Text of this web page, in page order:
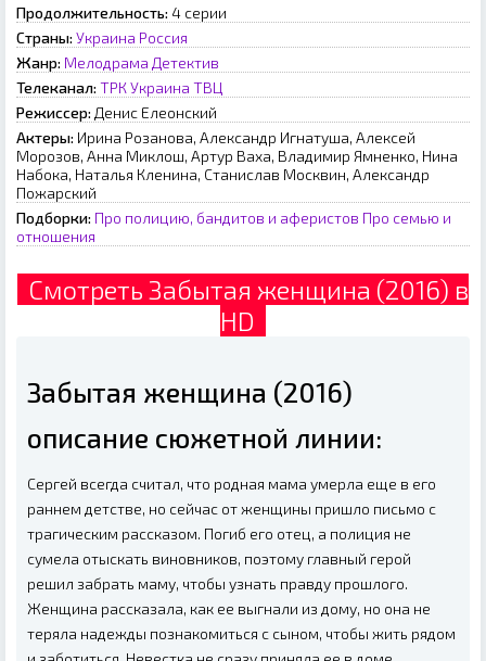
Продолжительность: 4 серии
Страны: Украина Россия
Жанр: Мелодрама Детектив
Телеканал: ТРК Украина ТВЦ
Режиссер: Денис Елеонский
Актеры: Ирина Розанова, Александр Игнатуша, Алексей
Морозов, Анна Миклош, Артур Ваха, Владимир Ямненко, Нина
Набока, Наталья Кленина, Станислав Москвин, Александр
Пожарский
Подборки: Про полицию, бандитов и аферистов Про семью и
отношения
Смотреть Забытая женщина (2016) в
HD
Забытая женщина (2016)
описание сюжетной линии:
Сергей всегда считал, что родная мама умерла еще в его
раннем детстве, но сейчас от женщины пришло письмо с
трагическим рассказом. Погиб его отец, а полиция не
сумела отыскать виновников, поэтому главный герой
решил забрать маму, чтобы узнать правду прошлого.
Женщина рассказала, как ее выгнали из дому, но она не
теряла надежды познакомиться с сыном, чтобы жить рядом